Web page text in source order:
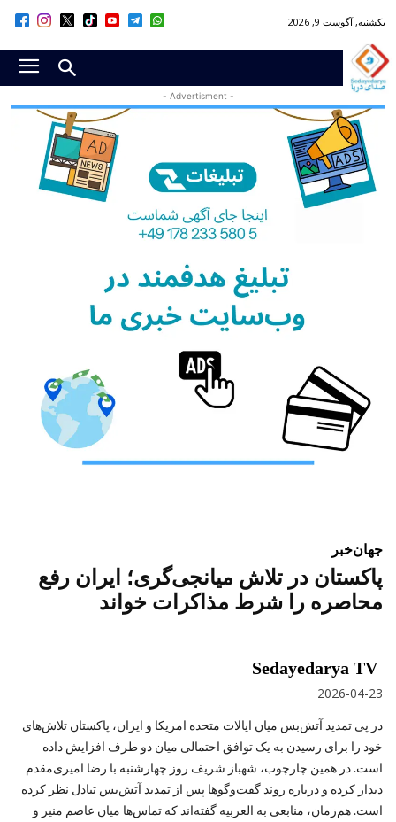
یکشنبه, آگوست 9, 2026
- Advertisment -
جهانخبر
پاکستان در تلاش میانجی‌گری؛ ایران رفع
محاصره را شرط مذاکرات خواند
Sedayedarya TV
2026-04-23
در پی تمدید آتش‌بس میان ایالات متحده امریکا و ایران، پاکستان تلاش‌های
خود را برای رسیدن به یک توافق احتمالی میان دو طرف افزایش داده
است. در همین چارچوب، شهباز شریف روز چهارشنبه با رضا امیری‌مقدم
دیدار کرده و درباره روند گفت‌وگوها پس از تمدید آتش‌بس تبادل نظر کرده
است. هم‌زمان، منابعی به العربیه گفته‌اند که تماس‌ها میان عاصم منیر و